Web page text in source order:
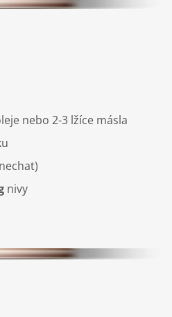
nebo 2-3 lžíce másla
nivy